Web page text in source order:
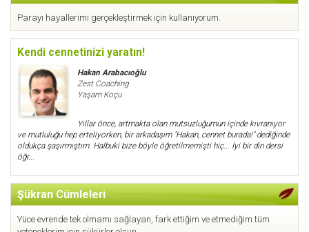
Parayı hayallerimi gerçekleştirmek için kullanıyorum.
Kendi cennetinizi yaratın!
Hakan Arabacıoğlu
Zest Coaching
Yaşam Koçu
Yıllar önce, artmakta olan mutsuzluğumun içinde kıvranıyor
ve mutluluğu hep erteliyorken, bir arkadaşım "Hakan, cennet burada!" dediğinde
oldukça şaşırmıştım. Halbuki bize böyle öğretilmemişti hiç... İyi bir din dersi
öğr...
Şükran Cümleleri
Yüce evrende tek olmamı sağlayan, fark ettiğim ve etmediğim tüm